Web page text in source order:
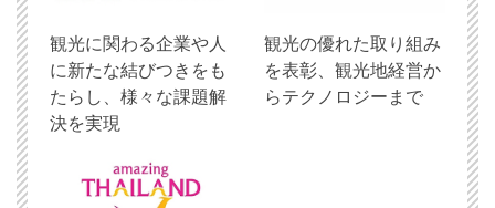
観光に関わる企業や人
に新たな結びつきをも
たらし、様々な課題解
決を実現
観光の優れた取り組み
を表彰、観光地経営か
らテクノロジーまで